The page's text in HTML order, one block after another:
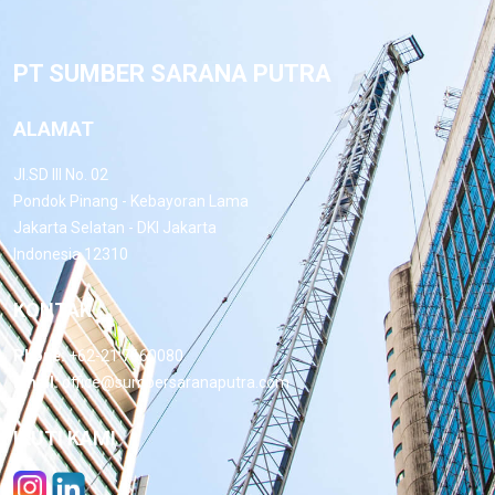
PT SUMBER SARANA PUTRA
ALAMAT
Jl.SD III No. 02
Pondok Pinang - Kebayoran Lama
Jakarta Selatan - DKI Jakarta
Indonesia 12310
KONTAK
Phone: +62-21 7660080
Email:office@sumbersaranaputra.com
IKUTI KAMI